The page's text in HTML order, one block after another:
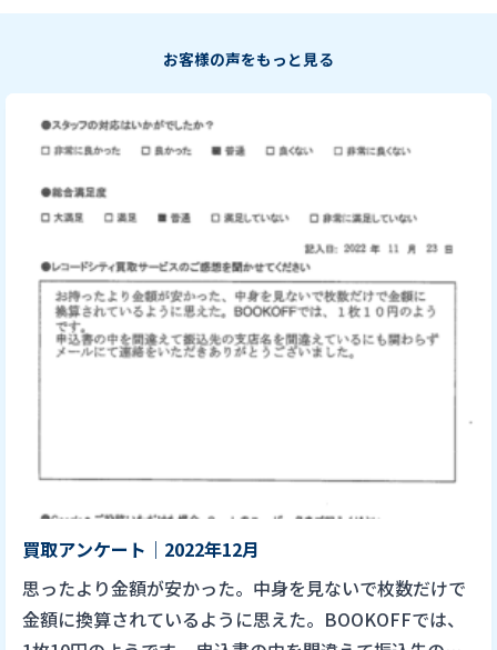
お客様の声をもっと見る
買取アンケート｜2022年12月
思ったより金額が安かった。中身を見ないで枚数だけで
金額に換算されているように思えた。BOOKOFFでは、